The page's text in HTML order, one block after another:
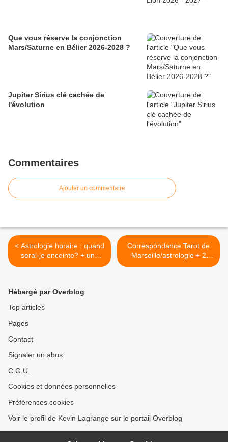
Que vous réserve la conjonction
Mars/Saturne en Bélier 2026-2028 ?
Jupiter Sirius clé cachée de
l'évolution
Commentaires
Ajouter un commentaire
< Astrologie horaire : quand
serai-je enceinte? + une
vidéo
Correspondance Tarot de
Marseille/astrologie + 2
vidéos >
Hébergé par Overblog
Top articles
Pages
Contact
Signaler un abus
C.G.U.
Cookies et données personnelles
Préférences cookies
Voir le profil de Kevin Lagrange sur le portail Overblog